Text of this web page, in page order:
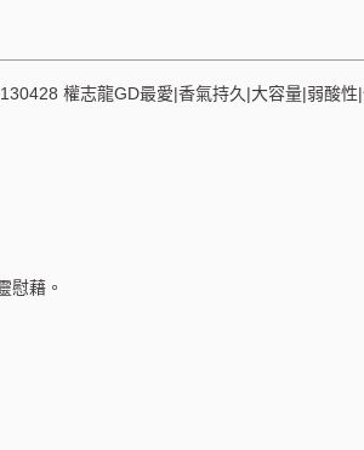
權志龍GD最愛|香氣持久|大容量|弱酸性
慰藉。